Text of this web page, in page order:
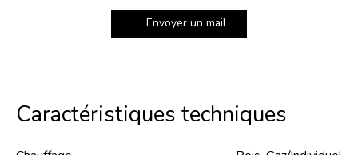
Envoyer un mail
Caractéristiques techniques